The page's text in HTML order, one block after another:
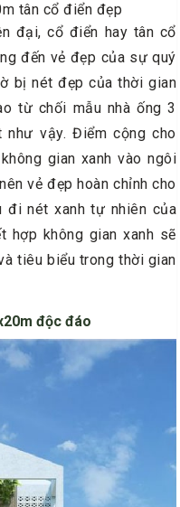
tân cổ điển đẹp
đại, cổ điển hay tân cổ
đến vẻ đẹp của sự quý
bị nét đẹp của thời gian
từ chối mẫu nhà ống 3
vậy. Điểm cộng cho
gian xanh vào ngôi
vẻ đẹp hoàn chỉnh cho
đi nét xanh tự nhiên của
hợp không gian xanh sẽ
tiêu biểu trong thời gian
độc đáo